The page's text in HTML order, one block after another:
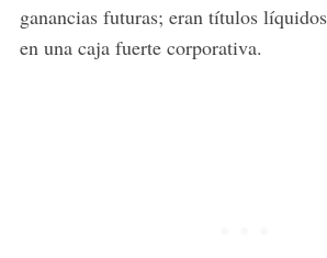
ganancias futuras; eran títulos
en una caja fuerte corporativa.